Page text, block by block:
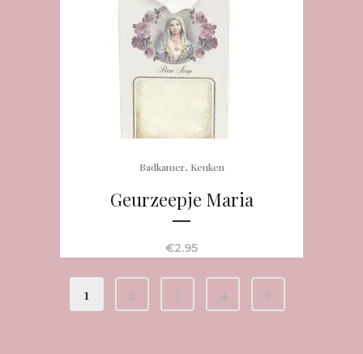
Badkamer, Keuken
Geurzeepje Maria
€2.95
1 2 3 4